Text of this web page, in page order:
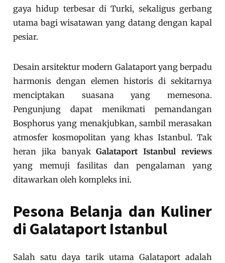
gaya hidup terbesar di Turki, sekaligus gerbang
utama bagi wisatawan yang datang dengan kapal
pesiar.
Desain arsitektur modern Galataport yang berpadu
harmonis dengan elemen historis di sekitarnya
menciptakan suasana yang memesona.
Pengunjung dapat menikmati pemandangan
Bosphorus yang menakjubkan, sambil merasakan
atmosfer kosmopolitan yang khas Istanbul. Tak
heran jika banyakGalataport Istanbul reviews
yang memuji fasilitas dan pengalaman yang
ditawarkan oleh kompleks ini.
Pesona Belanja dan Kuliner
di Galataport Istanbul
Salah satu daya tarik utama Galataport adalah